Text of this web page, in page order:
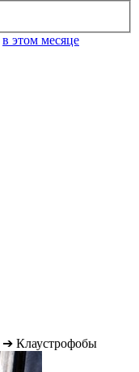
в этом месяце
➔ Клаустрофобы